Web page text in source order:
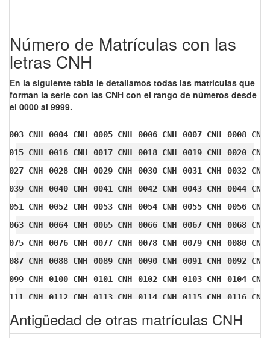
Número de Matrículas con las
letras CNH
En la siguiente tabla le detallamos todas las matrículas que
forman la serie con las CNH con el rango de números desde
el 0000 al 9999.
0003 CNH 0004 CNH 0005 CNH 0006 CNH 0007 CNH
0008 CNH
0015 CNH
0016 CNH 0017 CNH 0018 CNH 0019 CNH
0020 CNH
0027 CNH
0028 CNH 0029 CNH 0030 CNH 0031 CNH
0032 CNH
0039 CNH
0040 CNH 0041 CNH 0042 CNH 0043 CNH
0044 CNH
0051 CNH
0052 CNH 0053 CNH 0054 CNH 0055 CNH
0056 CNH
0063 CNH
0064 CNH 0065 CNH 0066 CNH 0067 CNH
0068 CNH
0075 CNH
0076 CNH 0077 CNH 0078 CNH 0079 CNH
0080 CNH
0087 CNH
0088 CNH 0089 CNH 0090 CNH 0091 CNH
0092 CNH
0099 CNH
0100 CNH 0101 CNH 0102 CNH 0103 CNH
0104 CNH
0111 CNH
0112 CNH 0113 CNH 0114 CNH 0115 CNH
0116 CNH
0123 CNH
0124 CNH 0125 CNH 0126 CNH 0127 CNH
0128 CNH
0135 CNH
0136 CNH 0137 CNH 0138 CNH 0139 CNH
0140 CNH
Antigüedad de otras matrículas CNH